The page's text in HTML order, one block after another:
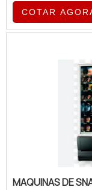
oferecem
preparo de
COTAR
MAQUINAS DE